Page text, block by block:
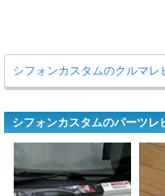
シフォンカスタムのクルマレ
シフォンカスタムのパーツレ